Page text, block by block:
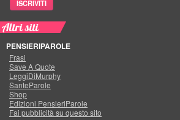
ISCRIVITI
Altri siti
PENSIERIPAROLE
Frasi
Save A Quote
LeggiDiMurphy
SanteParole
Shop
Edizioni PensieriParole
Fai pubblicità su questo sito